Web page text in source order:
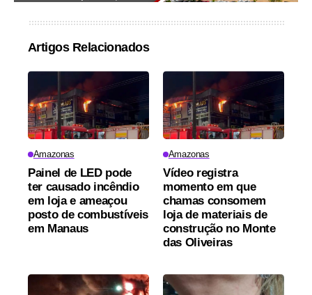
Artigos Relacionados
Amazonas
Painel de LED pode
ter causado incêndio
em loja e ameaçou
posto de combustíveis
em Manaus
Amazonas
Vídeo registra
momento em que
chamas consomem
loja de materiais de
construção no Monte
das Oliveiras